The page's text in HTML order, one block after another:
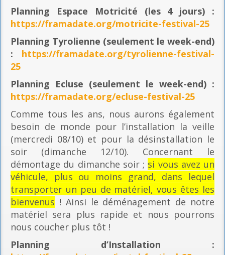
Planning Espace Motricité (les 4 jours) :
https://framadate.org/motricite-festival-25
Planning Tyrolienne (seulement le week-end)
: https://framadate.org/tyrolienne-festival-
25
Planning Ecluse (seulement le week-end) :
https://framadate.org/ecluse-festival-25
Comme tous les ans, nous aurons également
besoin de monde pour l’installation la veille
(mercredi 08/10) et pour la désinstallation le
soir (dimanche 12/10). Concernant le
démontage du dimanche soir ; si vous avez un
véhicule, plus ou moins grand, dans lequel
transporter un peu de matériel, vous êtes les
bienvenus ! Ainsi le déménagement de notre
matériel sera plus rapide et nous pourrons
nous coucher plus tôt !
Planning d’Installation :